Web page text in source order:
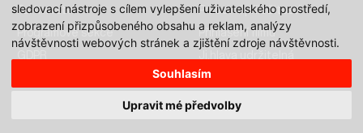
sledovací nástroje s cílem vylepšení uživatelského prostředí,
zobrazení přizpůsobeného obsahu a reklam, analýzy
návštěvnosti webových stránek a zjištění zdroje návštěvnosti.
Souhlasím
Upravit mé předvolby
Partnerství
Pracovní příležitosti
Programové sekce
Přihlášení filmu
Všechna práva vyhrazena DOC.DREAM services s. r. o.
Zásady zpracování osobních údajů pro MFDF Ji.hlava zde